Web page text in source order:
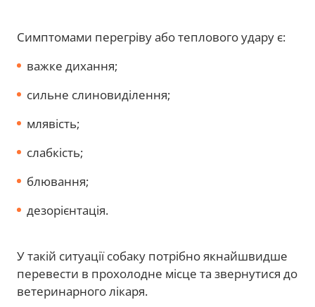
Симптомами перегріву або теплового удару є:
важке дихання;
сильне слиновиділення;
млявість;
слабкість;
блювання;
дезорієнтація.
У такій ситуації собаку потрібно якнайшвидше
перевести в прохолодне місце та звернутися до
ветеринарного лікаря.